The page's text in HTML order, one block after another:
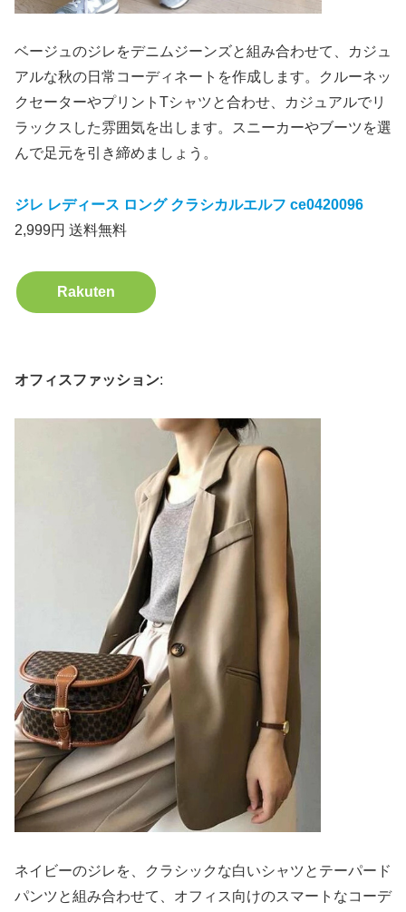
ベージュのジレをデニムジーンズと組み合わせて、カジュ
アルな秋の日常コーディネートを作成します。クルーネッ
クセーターやプリントTシャツと合わせ、カジュアルでリ
ラックスした雰囲気を出します。スニーカーやブーツを選
んで足元を引き締めましょう。
ジレ レディース ロング クラシカルエルフ ce0420096
2,999円 送料無料
Rakuten
オフィスファッション:
ネイビーのジレを、クラシックな白いシャツとテーパード
パンツと組み合わせて、オフィス向けのスマートなコーデ